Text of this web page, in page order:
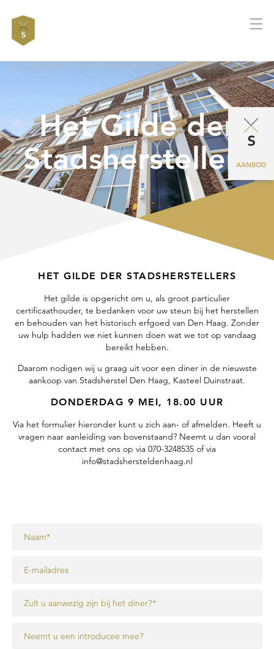
AANBOD
Het Gilde der
Stadsherstellers
HET GILDE DER STADSHERSTELLERS
Het gilde is opgericht om u, als groot particulier
certificaathouder, te bedanken voor uw steun bij het herstellen
en behouden van het historisch erfgoed van Den Haag. Zonder
uw hulp hadden we niet kunnen doen wat we tot op vandaag
bereikt hebben.
Daarom nodigen wij u graag uit voor een diner in de nieuwste
aankoop van Stadsherstel Den Haag, Kasteel Duinstraat.
DONDERDAG 9 MEI, 18.00 UUR
Via het formulier hieronder kunt u zich aan- of afmelden. Heeft u
vragen naar aanleiding van bovenstaand? Neemt u dan vooral
contact met ons op via 070-3248535 of via
info@stadshersteldenhaag.nl